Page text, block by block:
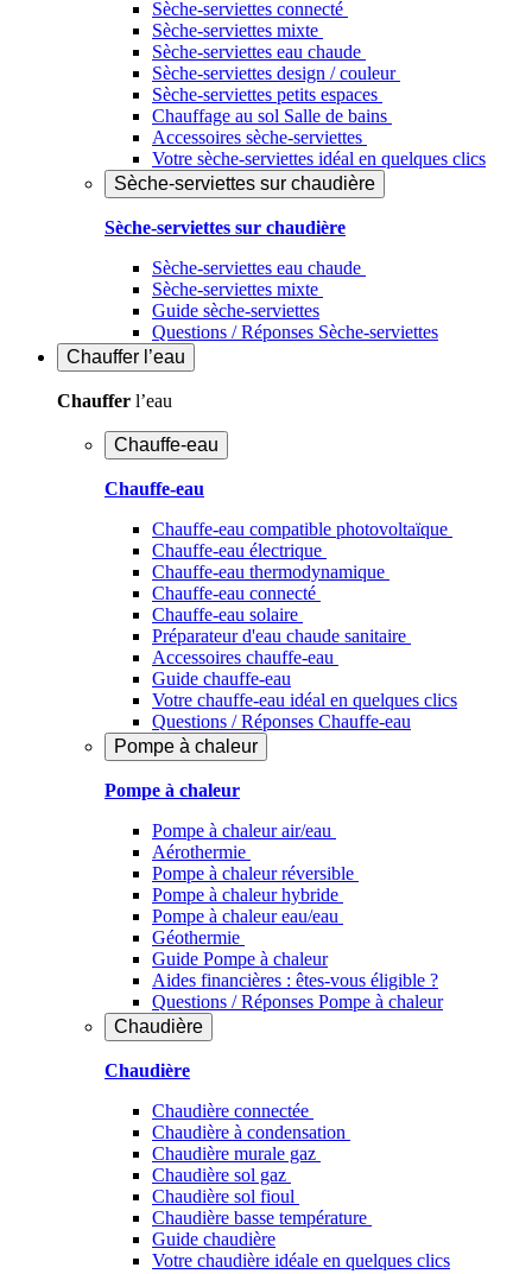
Sèche-serviettes connecté
Sèche-serviettes mixte
Sèche-serviettes eau chaude
Sèche-serviettes design / couleur
Sèche-serviettes petits espaces
Chauffage au sol Salle de bains
Accessoires sèche-serviettes
Votre sèche-serviettes idéal en quelques clics
Sèche-serviettes sur chaudière
Sèche-serviettes sur chaudière
Sèche-serviettes eau chaude
Sèche-serviettes mixte
Guide sèche-serviettes
Questions / Réponses Sèche-serviettes
Chauffer l’eau
Chauffer l’eau
Chauffe-eau
Chauffe-eau
Chauffe-eau compatible photovoltaïque
Chauffe-eau électrique
Chauffe-eau thermodynamique
Chauffe-eau connecté
Chauffe-eau solaire
Préparateur d'eau chaude sanitaire
Accessoires chauffe-eau
Guide chauffe-eau
Votre chauffe-eau idéal en quelques clics
Questions / Réponses Chauffe-eau
Pompe à chaleur
Pompe à chaleur
Pompe à chaleur air/eau
Aérothermie
Pompe à chaleur réversible
Pompe à chaleur hybride
Pompe à chaleur​ eau/eau
Géothermie
Guide Pompe à chaleur
Aides financières : êtes-vous éligible ?
Questions / Réponses Pompe à chaleur
Chaudière
Chaudière
Chaudière connectée
Chaudière à condensation
Chaudière murale gaz
Chaudière sol gaz
Chaudière sol fioul
Chaudière basse température
Guide chaudière
Votre chaudière idéale en quelques clics